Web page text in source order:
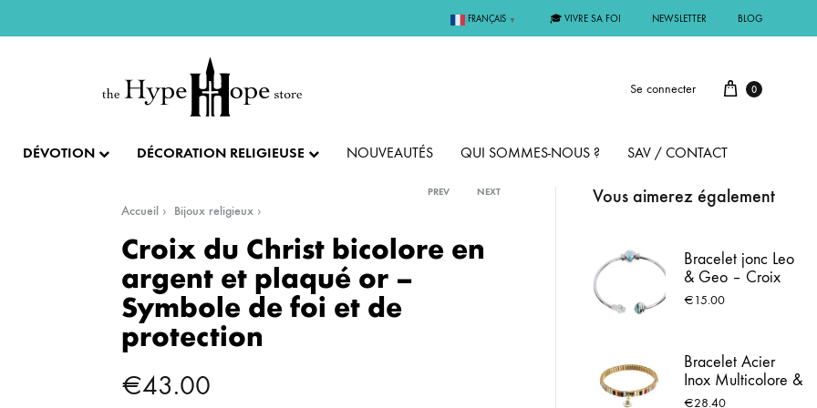
FRANÇAIS ▼ 🎓 VIVRE SA FOI NEWSLETTER BLOG
Se connecter 0
COLLECTION IMPÉRIALE
AUTRES BIJOUX
BAGUES
DÉVOTION
FÊTES ET LITURGIE
💝 SAINT VALENTIN
✝️ PÂQUES ET SEMAINE SAINTE
SACREMENTS
CADEAU DE BAPTÊME
DÉCORATION RELIGIEUSE NOUVEAUTÉS QUI SOMMES-NOUS ? SAV / CONTACT
Accueil Bijoux religieux
PREV NEXT
Croix du Christ bicolore en
argent et plaqué or –
Symbole de foi et de
protection
€43.00
Vous aimerez également
Bracelet jonc Leo
& Geo – Croix
argentée & perle
€15.00
Bracelet Acier
Inox Multicolore &
Médaille de
€28.40